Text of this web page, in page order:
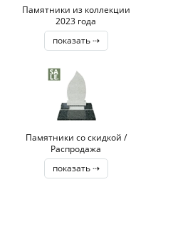
Памятники из коллекции
2023 года
показать ⇢
Памятники со скидкой /
Распродажа
показать ⇢